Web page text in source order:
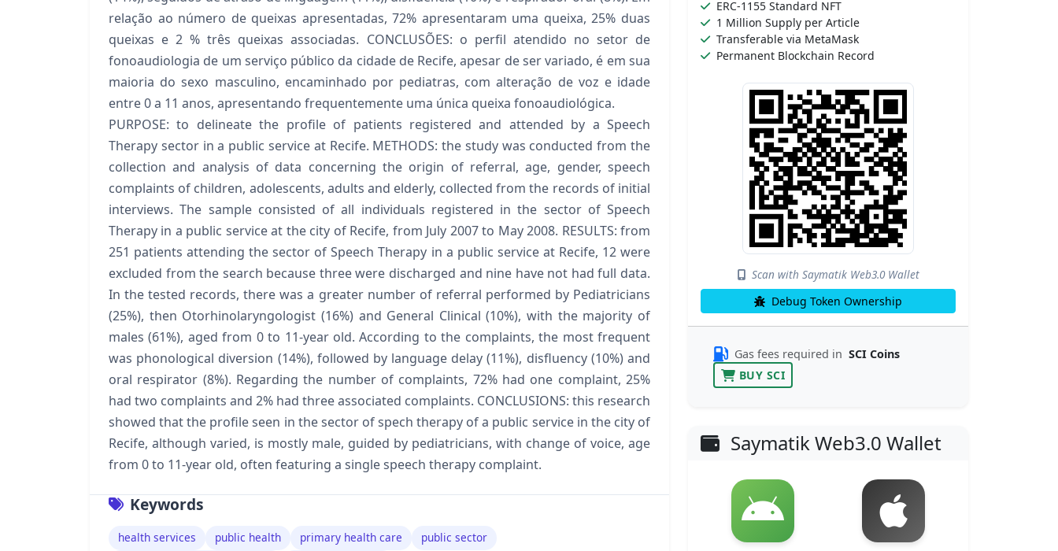
relação ao número de queixas apresentadas, 72% apresentaram uma queixa, 25% duas
queixas e 2 % três queixas associadas. CONCLUSÕES: o perfil atendido no setor de
fonoaudiologia de um serviço público da cidade de Recife, apesar de ser variado, é em sua
maioria do sexo masculino, encaminhado por pediatras, com alteração de voz e idade
entre 0 a 11 anos, apresentando frequentemente uma única queixa fonoaudiológica.
PURPOSE: to delineate the profile of patients registered and attended by a Speech
Therapy sector in a public service at Recife. METHODS: the study was conducted from the
collection and analysis of data concerning the origin of referral, age, gender, speech
complaints of children, adolescents, adults and elderly, collected from the records of initial
interviews. The sample consisted of all individuals registered in the sector of Speech
Therapy in a public service at the city of Recife, from July 2007 to May 2008. RESULTS: from
251 patients attending the sector of Speech Therapy in a public service at Recife, 12 were
excluded from the search because three were discharged and nine have not had full data.
In the tested records, there was a greater number of referral performed by Pediatricians
(25%), then Otorhinolaryngologist (16%) and General Clinical (10%), with the majority of
males (61%), aged from 0 to 11-year old. According to the complaints, the most frequent
was phonological diversion (14%), followed by language delay (11%), disfluency (10%) and
oral respirator (8%). Regarding the number of complaints, 72% had one complaint, 25%
had two complaints and 2% had three associated complaints. CONCLUSIONS: this research
showed that the profile seen in the sector of spech therapy of a public service in the city of
Recife, although varied, is mostly male, guided by pediatricians, with change of voice, age
from 0 to 11-year old, often featuring a single speech therapy complaint.
Keywords
health services public health primary health care
public sector
ERC-1155 Standard NFT
1 Million Supply per Article
Transferable via MetaMask
Permanent Blockchain Record
Scan with Saymatik Web3.0 Wallet
Debug Token Ownership
Gas fees required in SCI Coins
BUY SCI
Saymatik Web3.0 Wallet